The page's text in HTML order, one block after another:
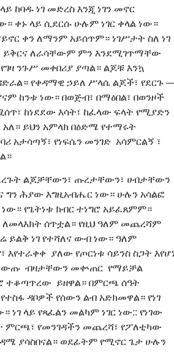
ከባዱ ነገ መድረስ እንጂ ነገን መኖር
ቀኑ ላይ ሲደርሱ ሁሉም ነገር ቀላል ነው።
ቀን ለማንም አይሰጥም። ነገሥታት ስለ ነገ
ይቅርና ለራሳቸውም ምን እንደሚገጥማቸው
ንጉሥ መቀበሪያ ያጣል። ልጆቹ እንኳ
የቀዳማዊ ኃይለ ሥላሴ ልጆች፣ የደርጉ
ከንቱ ነው። በወጅብ፣ በማዕበል፣ በወንዞች
ከነደደው እሳት፣ ከፈላው ፍላት የሚያድን
አለ። ይህን አምላክ በዕድሜ የተማሩት
አታሳጣኝ፣ የነፍሴን መንገድ አሳምርልኝ ፣
ልጆቻቸውን፣ ጡረታቸውን፣ ሀብታቸውን
ግን ሕያው እግዚአብሔር ነው። ሁሉን አሳልፎ
የጌትነቱ ክብር ተነግሮ አይፈጸምም።
ሰጥቷል። የዚህ ዓለም መጨረሻም
ይልቅ ነገ የተሻለና ውብ ነው። ዓለም
ያለው የጦርነቱ ሳይንስ ስጋት
ብዛታቸውን መቍጠር የማይቻል
ተቆጣጥረው ይዘዋል። በምርጫ ሰዓት
ዳቦዎች የሰውን ልብ አድክመዋል። የነገ
ነገ ላይ የጻፈልን መልካም ነገር ነው:: የነገው
ምርጫ፣ የመንገዳችን መጨረሻ፣ የፖለቲካው
ያሳስበናል። ወደፊትም የሚኖር ጌታ ሁሉን